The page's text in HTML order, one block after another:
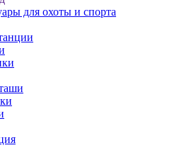
для охоты и спорта